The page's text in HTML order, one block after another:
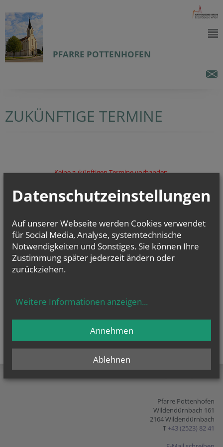
PFARRE POTTENHOFEN
ZUKÜNFTIGE TERMINE
Keine zukünftigen Termine vorhanden.
vorherige weitere
Pfarre Pottenhofen
Wildendürnbach 161
2164 Wildendürnbach
T +43 (2523) 82 41
Datenschutzeinstellungen
Auf unserer Webseite werden Cookies verwendet
für Social Media, Analyse, systemtechnische
Notwendigkeiten und Sonstiges. Sie können Ihre
Zustimmung später jederzeit ändern oder
zurückziehen.
Weitere Informationen anzeigen...
Ablehnen
Annehmen